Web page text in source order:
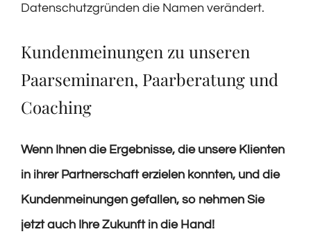
Datenschutzgründen die Namen verändert.
Kundenmeinungen zu unseren
Paarseminaren, Paarberatung und
Coaching
Wenn Ihnen die Ergebnisse, die unsere Klienten
in ihrer Partnerschaft erzielen konnten, und die
Kundenmeinungen gefallen, so nehmen Sie
jetzt auch Ihre Zukunft in die Hand!